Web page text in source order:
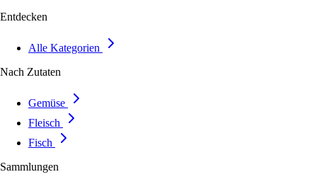
Entdecken
Alle Kategorien
Nach Zutaten
Gemüse
Fleisch
Fisch
Sammlungen